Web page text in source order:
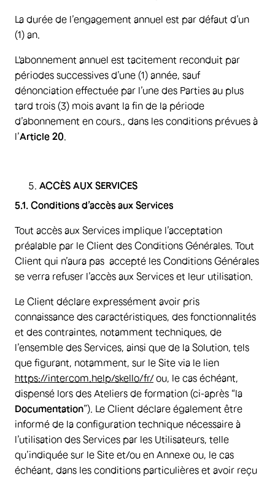
La durée de l’engagement annuel est par défaut d’un
(1) an.
L'abonnement annuel est tacitement reconduit par
périodes successives d’une (1) année, sauf
dénonciation effectuée par l’une des Parties au plus
tard trois (3) mois avant la fin de la période
d’abonnement en cours., dans les conditions prévues à
l’Article 20
ACCÈS AUX SERVICES
5.1. Conditions d’accès aux Services
Tout accès aux Services implique l’acceptation
préalable par le Client des Conditions Générales. Tout
Client qui n’aura pas accepté les Conditions Générales
se verra refuser l’accès aux Services et leur utilisation.
Le Client déclare expressément avoir pris
connaissance des caractéristiques, des fonctionnalités
et des contraintes, notamment techniques, de
l’ensemble des Services, ainsi que de la Solution, tels
que figurant, notamment, sur le Site via le lien
https://intercom.help/skello/fr/ou, le cas échéant,
dispensé lors des Ateliers de formation (ci-après “la
Documentation”). Le Client déclare également être
informé de la configuration technique nécessaire à
l’utilisation des Services par les Utilisateurs, telle
qu’indiquée sur le Site et/ou en Annexe ou, le cas
échéant, dans les conditions particulières et avoir reçu